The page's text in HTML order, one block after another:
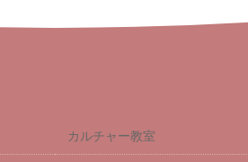
カルチャー教室